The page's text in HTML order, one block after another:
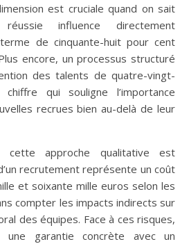
est cruciale quand on sait
influence directement
de cinquante-huit pour cent
encore, un processus structuré
des talents de quatre-vingt-
qui souligne l’importance
recrues bien au-delà de leur
cette approche qualitative est
recrutement représente un coût
et soixante mille euros selon les
compter les impacts indirects sur
des équipes. Face à ces risques,
une garantie concrète avec un